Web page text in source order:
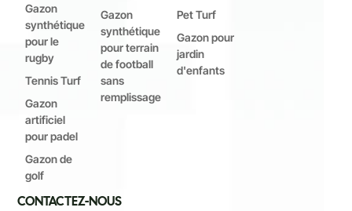
Gazon
synthétique
pour le
rugby
Tennis Turf
Gazon
artificiel
pour padel
Gazon de
golf
Gazon
synthétique
pour terrain
de football
sans
remplissage
Pet Turf
Gazon pour
jardin
d'enfants
CONTACTEZ-NOUS